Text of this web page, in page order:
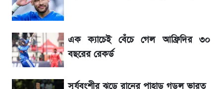
৬ আগস্ট দেশের বাজারে স্বর্ণের দাম
শেখ হাসিনার বক্তব্য ঘিরে ভারতকে কড়া বার্তা
বাংলাদেশের
এক ক্যাচেই বেঁচে গেল আফ্রিদির ৩০
বছরের রেকর্ড
সূর্যবংশীর ঝড়ে রানের পাহাড় গড়ল ভারত